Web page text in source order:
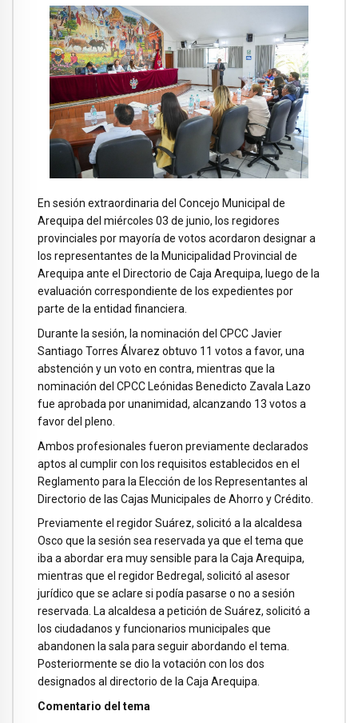
En sesión extraordinaria del Concejo Municipal de
Arequipa del miércoles 03 de junio, los regidores
provinciales por mayoría de votos acordaron designar a
los representantes de la Municipalidad Provincial de
Arequipa ante el Directorio de Caja Arequipa, luego de la
evaluación correspondiente de los expedientes por
parte de la entidad financiera.
Durante la sesión, la nominación del CPCC Javier
Santiago Torres Álvarez obtuvo 11 votos a favor, una
abstención y un voto en contra, mientras que la
nominación del CPCC Leónidas Benedicto Zavala Lazo
fue aprobada por unanimidad, alcanzando 13 votos a
favor del pleno.
Ambos profesionales fueron previamente declarados
aptos al cumplir con los requisitos establecidos en el
Reglamento para la Elección de los Representantes al
Directorio de las Cajas Municipales de Ahorro y Crédito.
Previamente el regidor Suárez, solicitó a la alcaldesa
Osco que la sesión sea reservada ya que el tema que
iba a abordar era muy sensible para la Caja Arequipa,
mientras que el regidor Bedregal, solicitó al asesor
jurídico que se aclare si podía pasarse o no a sesión
reservada. La alcaldesa a petición de Suárez, solicitó a
los ciudadanos y funcionarios municipales que
abandonen la sala para seguir abordando el tema.
Posteriormente se dio la votación con los dos
designados al directorio de la Caja Arequipa.
Comentario del tema